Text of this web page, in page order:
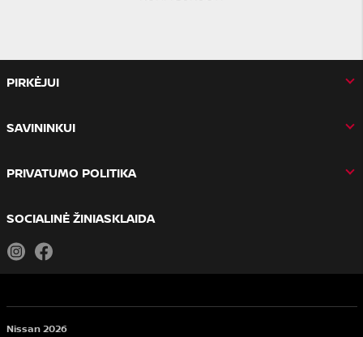
PIRKĖJUI
SAVININKUI
PRIVATUMO POLITIKA
SOCIALINĖ ŽINIASKLAIDA
Instagram
Nissan 2026